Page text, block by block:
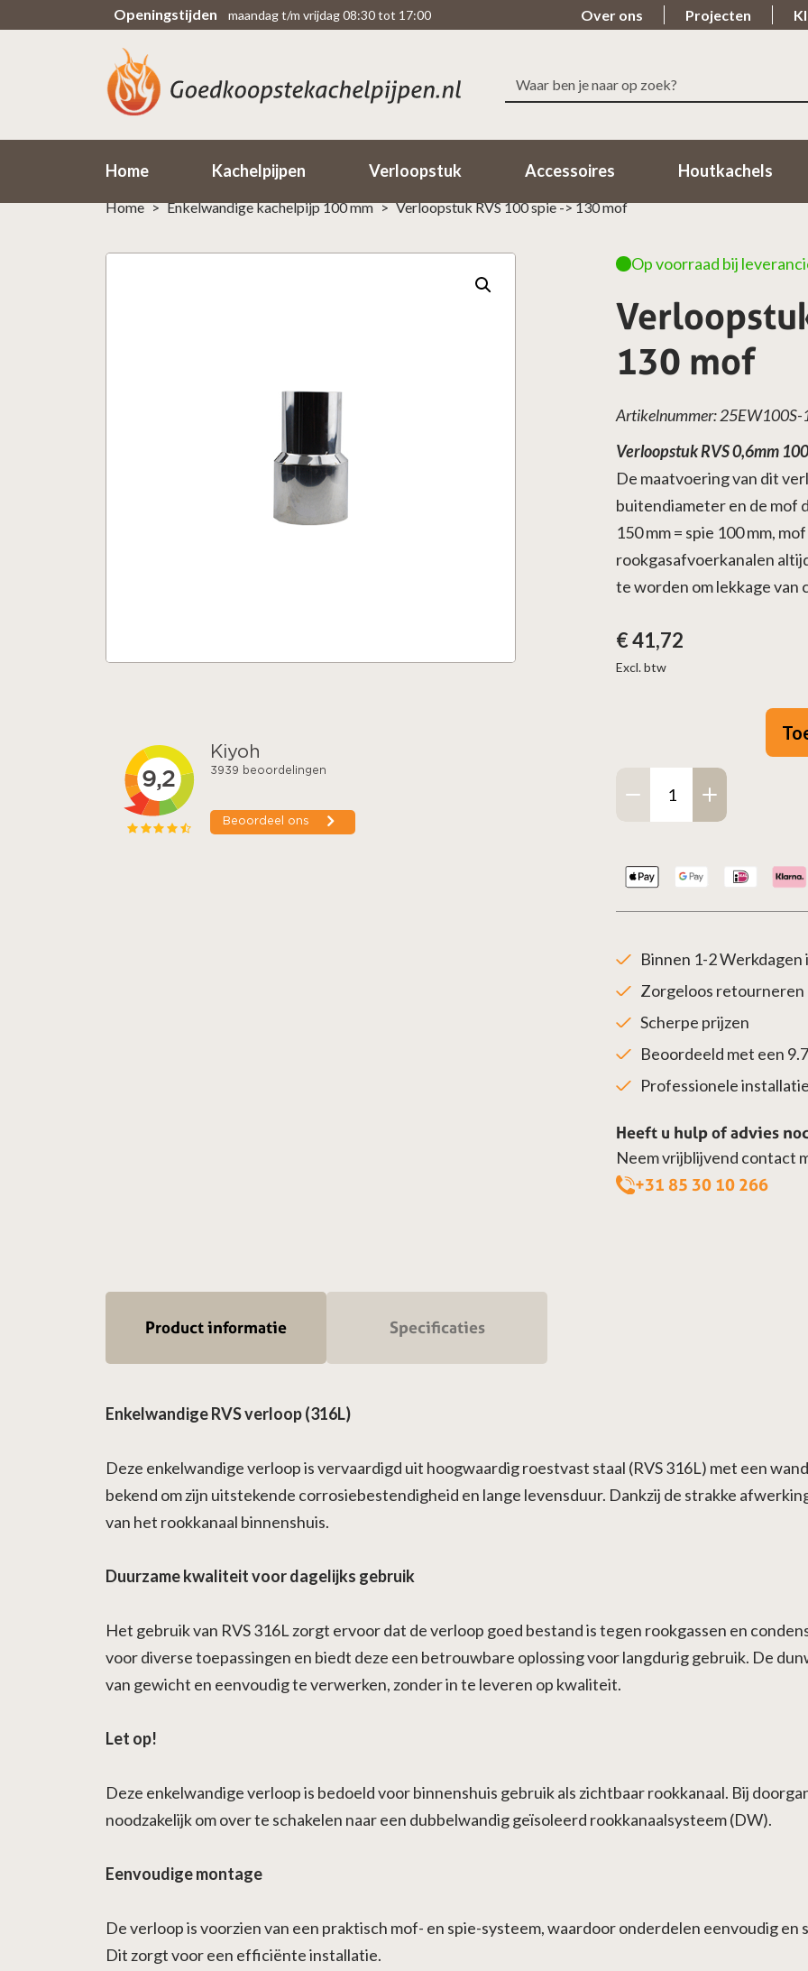
Openingstijden maandag t/m vrijdag 08:30 tot 17:00 Over ons Projecten
Zoeken
naar:
Home Kachelpijpen Verloopstuk Accessoires Houtkachels
Scherpe prijzen Snelle levering Beoordeeld met
Home > Enkelwandige kachelpijp 100 mm > Verloopstuk RVS 100 spie -> 130 mof
130 mof
Op voorraad bij
Excl. btw
€41,72
Artikelnummer:
Verloopstuk RVS 0,6mm
De maatvoering van dit
buitendiameter en de mof
150 mm = spie 100 mm,
rookgasafvoerkanalen
te worden om lekkage van
spie
>
mof
aantal
Binnen 1-2 Werkdagen
Zorgeloos retourneren
Scherpe prijzen
Beoordeeld met een 9.7
Professionele
Heeft u hulp of advies
Neem vrijblijvend contact
+31 85 30 10 266
Product informatie Specificaties
Enkelwandige RVS verloop (316L)
Deze enkelwandige verloop is vervaardigd uit hoogwaardig roestvast staal (RVS 316L) met een
bekend om zijn uitstekende corrosiebestendigheid en lange levensduur. Dankzij de strakke
van het rookkanaal binnenshuis.
Duurzame kwaliteit voor dagelijks gebruik
Het gebruik van RVS 316L zorgt ervoor dat de verloop goed bestand is tegen rookgassen en
voor diverse toepassingen en biedt deze een betrouwbare oplossing voor langdurig gebruik. De
van gewicht en eenvoudig te verwerken, zonder in te leveren op kwaliteit.
Let op!
Deze enkelwandige verloop is bedoeld voor binnenshuis gebruik als zichtbaar rookkanaal. Bij
noodzakelijk om over te schakelen naar een dubbelwandig geïsoleerd rookkanaalsysteem (DW).
Eenvoudige montage
De verloop is voorzien van een praktisch mof- en spie-systeem, waardoor onderdelen eenvoudig en
Dit zorgt voor een efficiënte installatie.